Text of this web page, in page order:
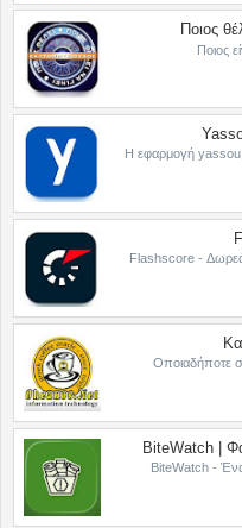
Ποιος
Ποιος
Η εφαρμογή
Flashscore -
Οποιαδήποτε
BiteWatch |
BiteWatch - Ένα